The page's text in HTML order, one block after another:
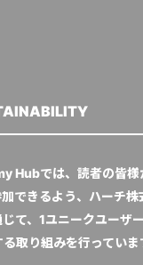
Hubでは、読者の皆様
できるよう、ハーチ株
じて、1ユニークユーザ
取り組みを行っていま